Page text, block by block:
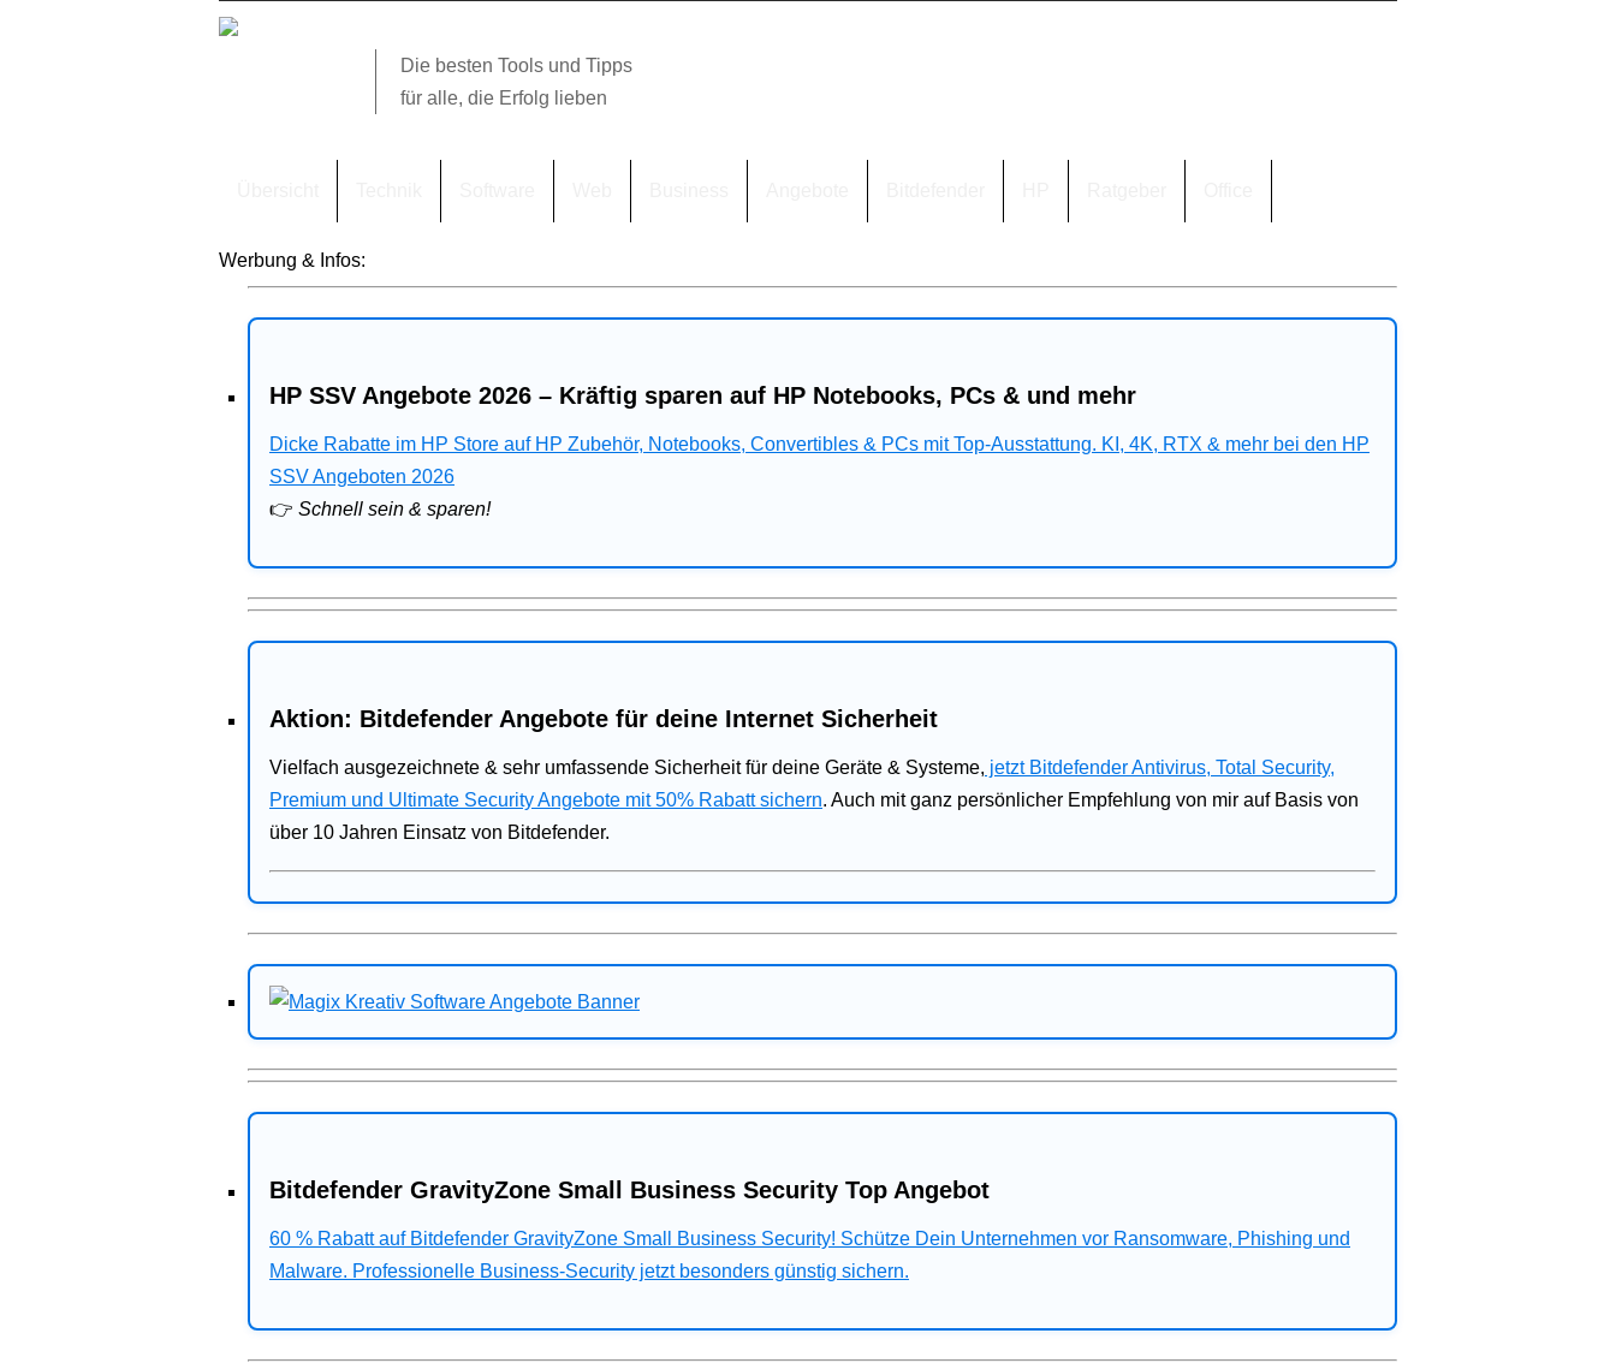
Die besten Tools und Tipps
für alle, die Erfolg lieben
Werbung & Infos:
HP SSV Angebote 2026 – Kräftig sparen auf HP Notebooks, PCs & und mehr
Dicke Rabatte im HP Store auf HP Zubehör, Notebooks, Convertibles & PCs mit Top-Ausstattung. KI, 4K, RTX & mehr bei den HP
SSV Angeboten 2026
👉 Schnell sein & sparen!
Aktion: Bitdefender Angebote für deine Internet Sicherheit
Vielfach ausgezeichnete & sehr umfassende Sicherheit für deine Geräte & Systeme, jetzt Bitdefender Antivirus, Total Security,
Premium und Ultimate Security Angebote mit 50% Rabatt sichern. Auch mit ganz persönlicher Empfehlung von mir auf Basis von
über 10 Jahren Einsatz von Bitdefender.
Bitdefender GravityZone Small Business Security Top Angebot
60 % Rabatt auf Bitdefender GravityZone Small Business Security! Schütze Dein Unternehmen vor Ransomware, Phishing und
Malware. Professionelle Business-Security jetzt besonders günstig sichern.